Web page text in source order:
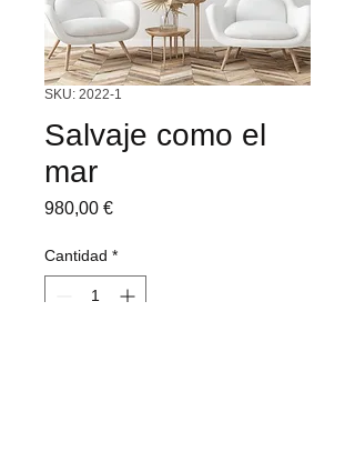
SKU: 2022-1
Salvaje como el
mar
980,00 €Precio
Cantidad *